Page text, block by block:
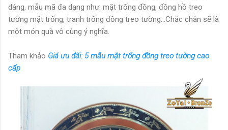
dáng, mẫu mã đa dạng như: mặt trống đồng, đồng hồ treo
tường mặt trống, tranh trống đồng treo tường...Chắc chắn sẽ là
một món quà vô cùng ý nghĩa.
Tham khảo Giá ưu đãi: 5 mẫu mặt trống đồng treo tường cao
cấp